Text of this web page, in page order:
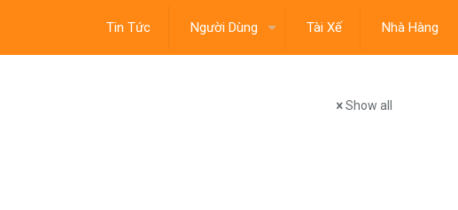
Tin Tức Người Dùng Tài Xế Nhà Hàng
Show all